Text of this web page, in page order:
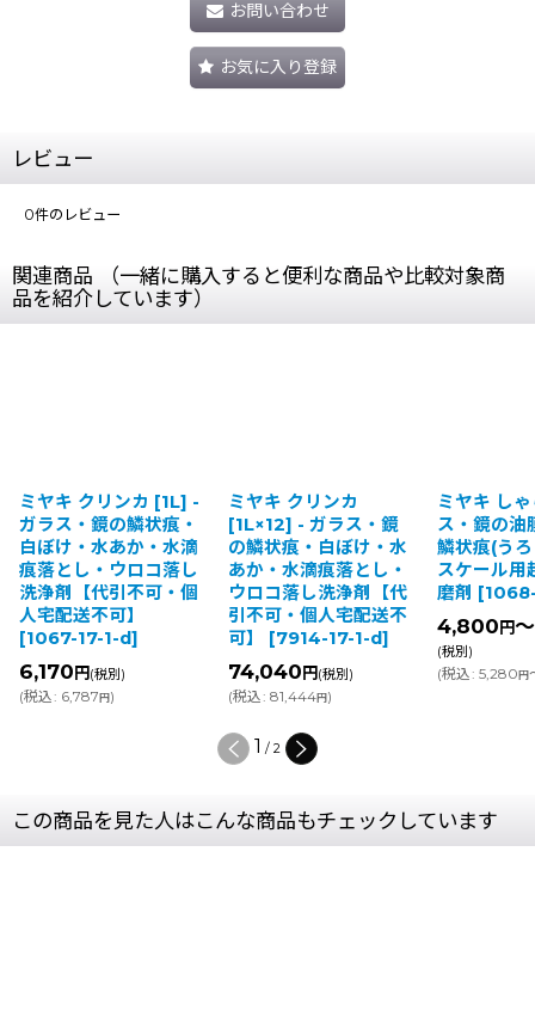
お問い合わせ
お気に入り登録
レビュー
0件のレビュー
関連商品 （一緒に購入すると便利な商品や比較対象商
品を紹介しています）
クリンカ [1L] -
・鏡の鱗状痕・
・水あか・水滴
し・ウロコ落し
【代引不可・個
送不可】
17-1-d]
円(税別)
6,787円)
ミヤキ クリンカ
[1L×12] - ガラス・鏡
の鱗状痕・白ぼけ・水
あか・水滴痕落とし・
ウロコ落し洗浄剤【代
引不可・個人宅配送不
7914-17-1-d]
74,040円(税別)
81,444円 )
ミヤキ しゃらく -
ス・鏡の油膜/水ア
鱗状痕(うろこ)/シ
スケール用超微粒
磨剤
1068-17-
4,800円～4,970
(税別)
5,280円～5,467円)
2 /2
この商品を見た人はこんな商品もチェックしています